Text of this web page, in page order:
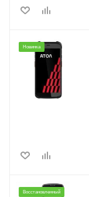
Новинка
Восстановленный